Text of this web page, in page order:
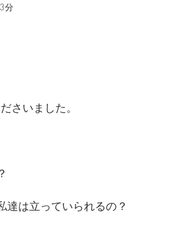
レディオ
分
さいました。
達は立っていられるの？